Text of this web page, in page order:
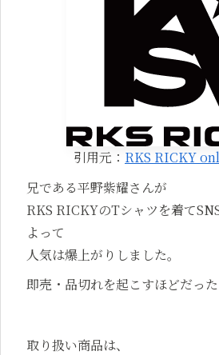
引用元： RKS RICKY
兄である平野紫耀さんが
RKS RICKYのTシャツを着て
よって
人気は爆上がりしました。
即売・品切れを起こすほどだった
取り扱い商品は、